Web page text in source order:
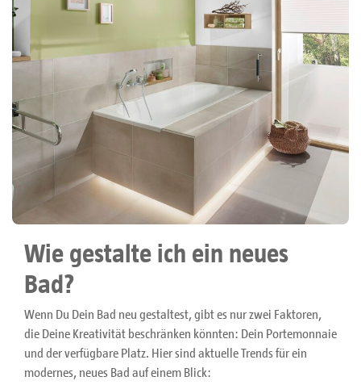
Wie gestalte ich ein neues
Bad?
Wenn Du Dein Bad neu gestaltest, gibt es nur zwei Faktoren,
die Deine Kreativität beschränken könnten: Dein Portemonnaie
und der verfügbare Platz. Hier sind aktuelle Trends für ein
modernes, neues Bad auf einem Blick: